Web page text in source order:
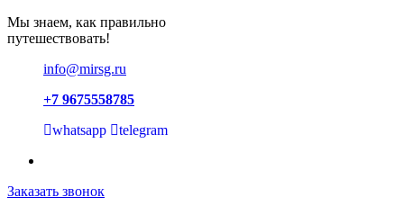
Мы знаем, как правильно
путешествовать!
info@mirsg.ru
+7 9675558785
whatsapp
telegram
Заказать звонок